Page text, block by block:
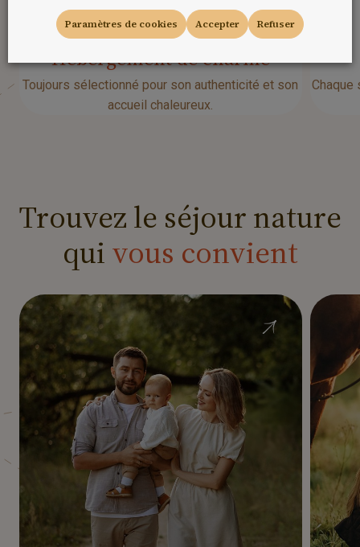
Hébergement de charme
Toujours sélectionné pour son authenticité et son
accueil chaleureux.
Chaque
Trouvezle séjournature
quivous convient
Paramètres de cookies Accepter Refuser